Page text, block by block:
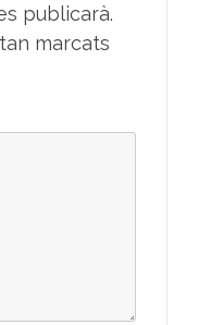
publicarà.
marcats